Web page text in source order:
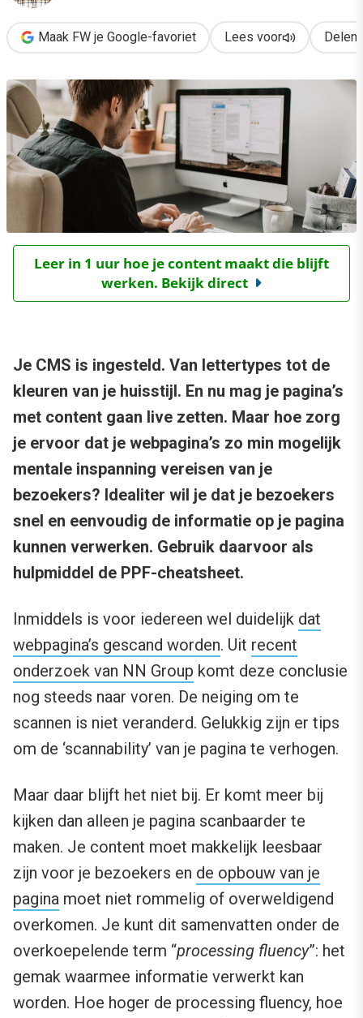
Maak FW je Google-favoriet Lees voor Delen
Leer in 1 uur hoe je content maakt die blijft
werken. Bekijk direct
Je CMS is ingesteld. Van lettertypes tot de
kleuren van je huisstijl. En nu mag je pagina’s
met content gaan live zetten. Maar hoe zorg
je ervoor dat je webpagina’s zo min mogelijk
mentale inspanning vereisen van je
bezoekers? Idealiter wil je dat je bezoekers
snel en eenvoudig de informatie op je pagina
kunnen verwerken. Gebruik daarvoor als
hulpmiddel de PPF-cheatsheet.
Inmiddels is voor iedereen wel duidelijk dat
webpagina’s gescand worden. Uit recent
onderzoek van NN Group komt deze conclusie
nog steeds naar voren. De neiging om te
scannen is niet veranderd. Gelukkig zijn er tips
om de ‘scannability’ van je pagina te verhogen.
Maar daar blijft het niet bij. Er komt meer bij
kijken dan alleen je pagina scanbaarder te
maken. Je content moet makkelijk leesbaar
zijn voor je bezoekers en de opbouw van je
pagina moet niet rommelig of overweldigend
overkomen. Je kunt dit samenvatten onder de
overkoepelende term “processing fluency”: het
gemak waarmee informatie verwerkt kan
worden. Hoe hoger de processing fluency, hoe